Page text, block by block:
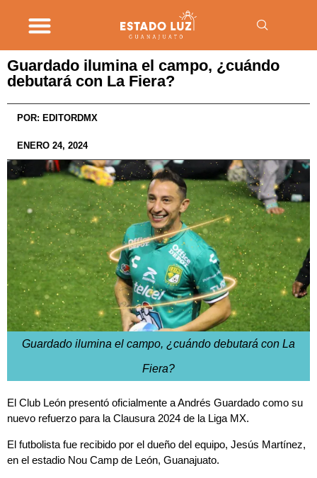
Guardado ilumina el campo, ¿cuándo
debutará con La Fiera?
POR: EDITORDMX
ENERO 24, 2024
Guardado ilumina el campo, ¿cuándo debutará con La
Fiera?
El Club León presentó oficialmente a Andrés Guardado como su
nuevo refuerzo para la Clausura 2024 de la Liga MX.
El futbolista fue recibido por el dueño del equipo, Jesús Martínez,
en el estadio Nou Camp de León, Guanajuato.